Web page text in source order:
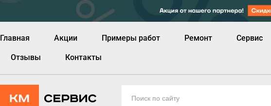
Главная Акции Примеры работ Ремонт Сервис
Отзывы Контакты